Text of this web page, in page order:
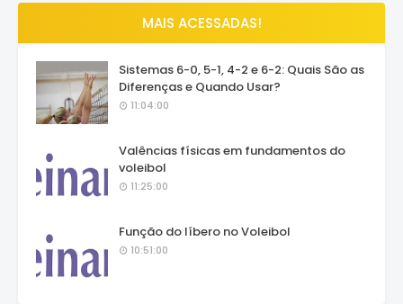
MAIS ACESSADAS!
Sistemas 6-0, 5-1, 4-2 e 6-2: Quais São as
Diferenças e Quando Usar?
11:04:00
Valências físicas em fundamentos do
voleibol
11:25:00
Função do líbero no Voleibol
10:51:00